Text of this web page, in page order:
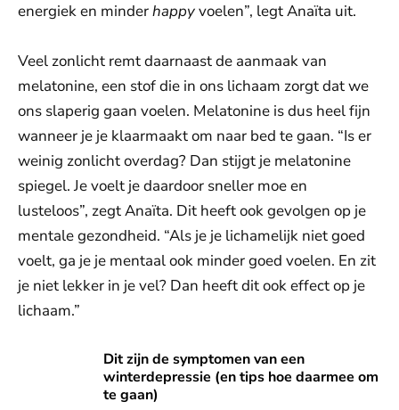
energiek en minderhappyvoelen”, legt Anaïta uit.
Veel zonlicht remt daarnaast de aanmaak van
melatonine, een stof die in ons lichaam zorgt dat we
ons slaperig gaan voelen. Melatonine is dus heel fijn
wanneer je je klaarmaakt om naar bed te gaan. “Is er
weinig zonlicht overdag? Dan stijgt je melatonine
spiegel. Je voelt je daardoor sneller moe en
lusteloos”, zegt Anaïta. Dit heeft ook gevolgen op je
mentale gezondheid. “Als je je lichamelijk niet goed
voelt, ga je je mentaal ook minder goed voelen. En zit
je niet lekker in je vel? Dan heeft dit ook effect op je
lichaam.”
Dit zijn de symptomen van een
winterdepressie (en tips hoe daarmee om
te gaan)
Dit zijn de symptomen van een winterdepressie (en tips